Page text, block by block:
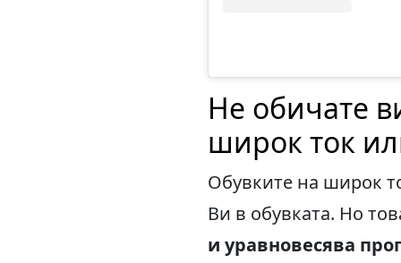
Не обичате
широк ток
Обувките на широк
Ви в обувката. Но
и уравновесява